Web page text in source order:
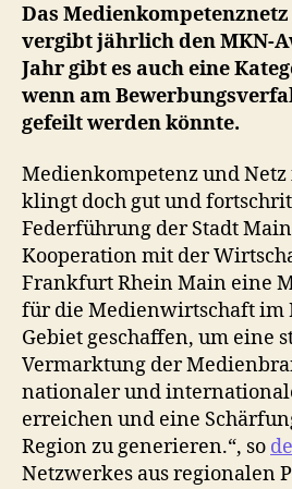
Das
vergibt jährlich den MKN-
Jahr gibt es auch eine
wenn am
gefeilt werden könnte.
Medienkompetenz und
klingt doch gut und
Federführung der Stadt
Kooperation mit der
Frankfurt Rhein Main eine
für die Medienwirtschaft im
Gebiet geschaffen, um eine
Vermarktung der
nationaler und
erreichen und eine
Region zu generieren.“, so
Netzwerkes aus regionalen